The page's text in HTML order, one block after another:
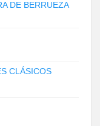
DE BERRUEZA
CLÁSICOS